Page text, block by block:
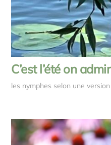
C’est l’été on
les nymphes selon une